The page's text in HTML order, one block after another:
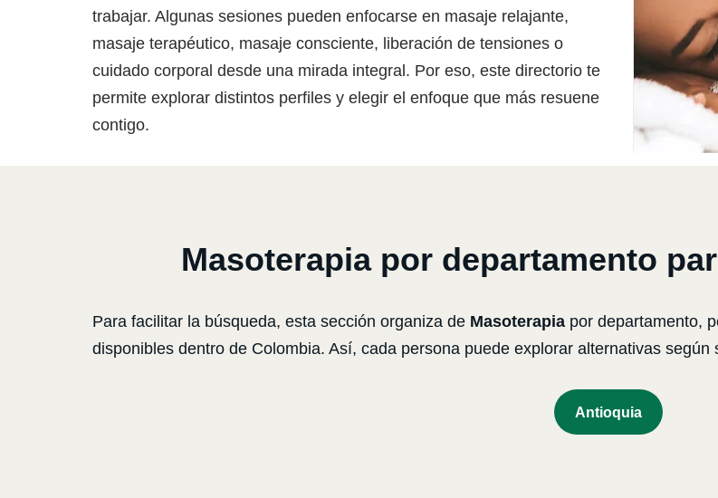
trabajar. Algunas sesiones pueden enfocarse en masaje relajante,
masaje terapéutico, masaje consciente, liberación de tensiones o
cuidado corporal desde una mirada integral. Por eso, este directorio te
permite explorar distintos perfiles y elegir el enfoque que más resuene
contigo.
Masoterapia por departamento
Para facilitar la búsqueda, esta sección organiza de Masoterapia por departamento,
disponibles dentro de Colombia. Así, cada persona puede explorar alternativas
Antioquia